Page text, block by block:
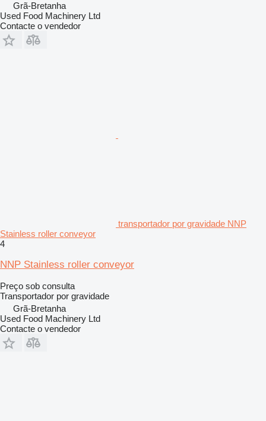
Grã-Bretanha
Used Food Machinery Ltd
Contacte o vendedor
transportador por gravidade NNP
Stainless roller conveyor
4
NNP Stainless roller conveyor
Preço sob consulta
Transportador por gravidade
Grã-Bretanha
Used Food Machinery Ltd
Contacte o vendedor